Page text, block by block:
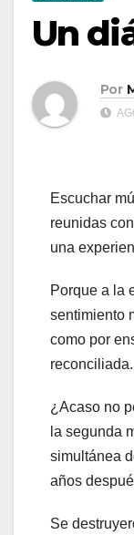
Un
Por
Escuchar
reunidas
una
Porque a la
sentimiento
como por
reconciliada.
¿Acaso no
la segunda
simultánea
años
Se